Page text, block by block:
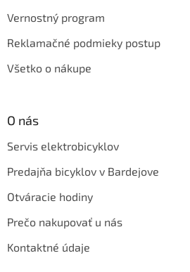
Vernostný program
Reklamačné podmieky postup
Všetko o nákupe
O nás
Servis elektrobicyklov
Predajňa bicyklov v Bardejove
Otváracie hodiny
Prečo nakupovať u nás
Kontaktné údaje